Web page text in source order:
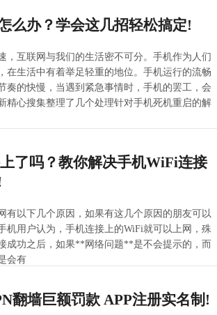
2021-02-21 14:55:16
么办？学会这几招轻松搞定!
，互联网与我们的生活密不可分。手机作为人们
在生活中有着举足轻重的地位。手机运行的流畅
奏的快慢，当遇到紧急事情时，手机的罢工，会
精心搜集整理了几个处理针对手机死机重启的解
2021-02-21 12:48:48
了吗？教你解决手机WiFi连接
有以下几个原因，如果有这几个原因的朋友可以
机用户认为，手机连接上的WiFi就可以上网，殊
成功之后，如果**网络问题**是不会提示的，而
会有
2021-02-21 11:22:43
翻墙巨额罚款 APP注册实名制!